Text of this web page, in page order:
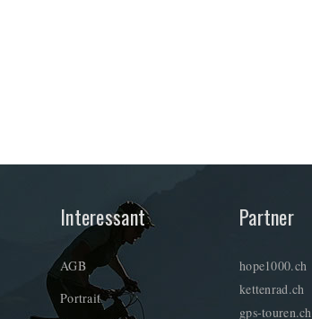
Interessant
AGB
Portrait
Partner
hope1000.ch
kettenrad.ch
gps-touren.ch